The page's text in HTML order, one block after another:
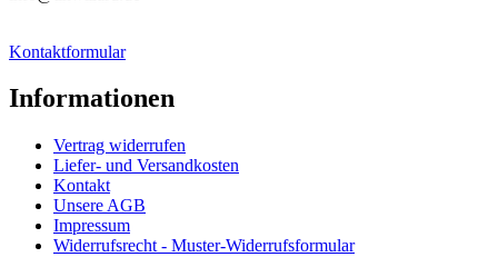
Kontaktformular
Informationen
Vertrag widerrufen
Liefer- und Versandkosten
Kontakt
Unsere AGB
Impressum
Widerrufsrecht - Muster-Widerrufsformular